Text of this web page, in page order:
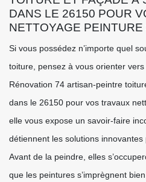
DANS LE 26150 POUR
NETTOYAGE
Si vous possédez n’importe quel
toiture, pensez à vous orienter
Rénovation 74 artisan-peintre
dans le 26150 pour vos travaux
elle vous expose un savoir-faire
détiennent les solutions
Avant de la peindre, elles
que les peintures s’imprègnent